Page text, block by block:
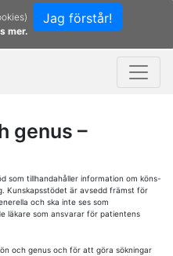
Jag förstår!
mer.
genus –
som tillhandahåller information om köns-
Kunskapsstödet är avsedd främst för
och ska inte ses som
läkare som ansvarar för patientens
och genus och för att göra sökningar